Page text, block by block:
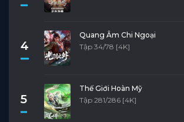
4
Quang Âm Chi Ngoại
Tập 34/78 [4K]
5
Thế Giới Hoàn Mỹ
Tập 281/286 [4K]